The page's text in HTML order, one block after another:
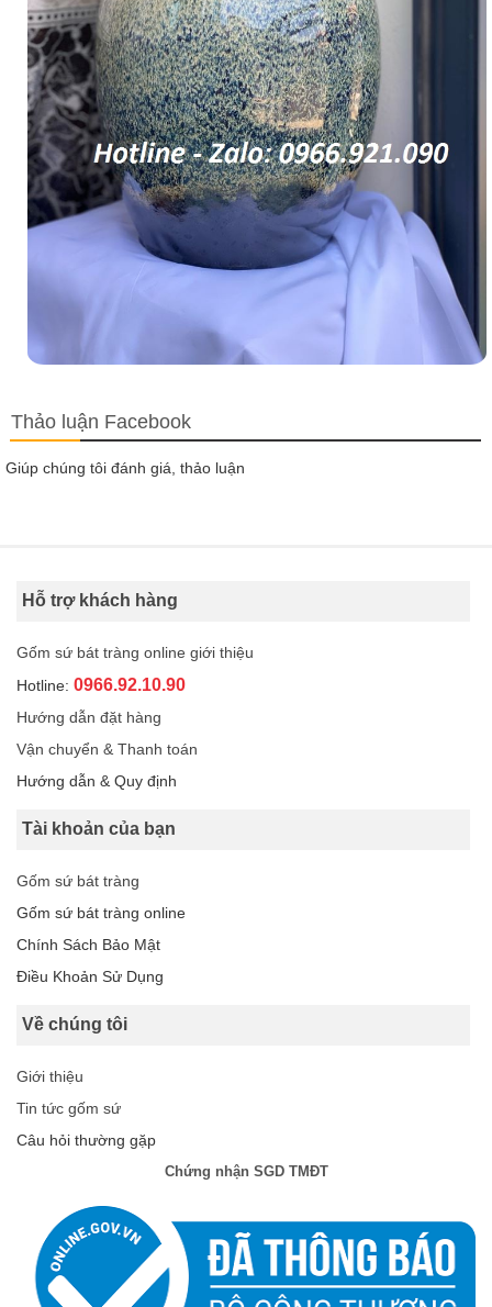
Thảo luận Facebook
Giúp chúng tôi đánh giá, thảo luận
Hỗ trợ khách hàng
Gốm sứ bát tràng online giới thiệu
Hotline: 0966.92.10.90
Hướng dẫn đặt hàng
Vận chuyển & Thanh toán
Hướng dẫn & Quy định
Tài khoản của bạn
Gốm sứ bát tràng
Gốm sứ bát tràng online
Chính Sách Bảo Mật
Điều Khoản Sử Dụng
Về chúng tôi
Giới thiệu
Tin tức gốm sứ
Câu hỏi thường gặp
Chứng nhận SGD TMĐT